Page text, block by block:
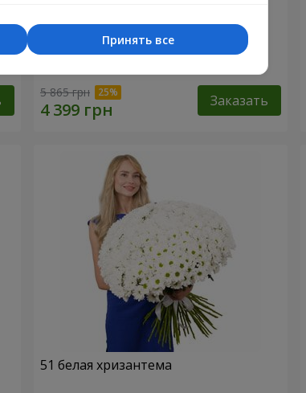
Корзина "С наилучшими
5 865 грн Заказать
51 белая хризантема
Принять все